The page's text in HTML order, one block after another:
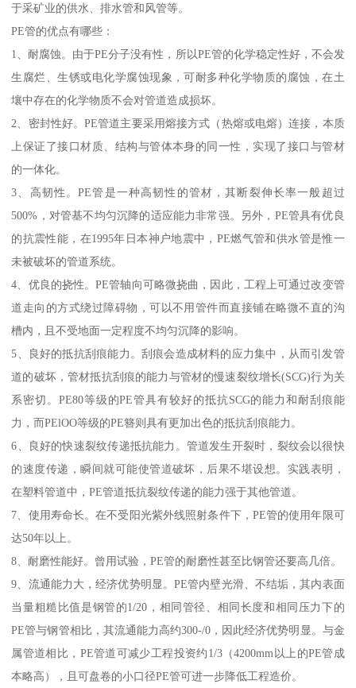
于采矿业的供水、排水管和风管等。
PE管的优点有哪些：
1、耐腐蚀。由于PE分子没有性，所以PE管的化学稳定性好，不会发
生腐烂、生锈或电化学腐蚀现象，可耐多种化学物质的腐蚀，在土
壤中存在的化学物质不会对管道造成损坏。
2、密封性好。PE管道主要采用熔接方式（热熔或电熔）连接，本质
上保证了接口材质、结构与管体本身的同一性，实现了接口与管材
的一体化。
3、高韧性。PE管是一种高韧性的管材，其断裂伸长率一般超过
500%，对管基不均匀沉降的适应能力非常强。另外，PE管具有优良
的抗震性能，在1995年日本神户地震中，PE燃气管和供水管是惟一
未被破坏的管道系统。
4、优良的挠性。PE管轴向可略微挠曲，因此，工程上可通过改变管
道走向的方式绕过障碍物，可以不用管件而直接铺在略微不直的沟
槽内，且不受地面一定程度不均匀沉降的影响。
5、良好的抵抗刮痕能力。刮痕会造成材料的应力集中，从而引发管
道的破坏，管材抵抗刮痕的能力与管材的慢速裂纹增长(SCG)行为关
系密切。PE80等级的PE管具有较好的抵抗SCG的能力和耐刮痕能
力，而PElOO等级的PE簪则具有更加出色的抵抗刮痕能力。
6、良好的快速裂纹传递抵抗能力。管道发生开裂时，裂纹会以很快
的速度传递，瞬间就可能使管道破坏，后果不堪设想。实践表明，
在塑料管道中，PE管道抵抗裂纹传递的能力强于其他管道。
7、使用寿命长。在不受阳光紫外线照射条件下，PE管的使用年限可
达50年以上。
8、耐磨性能好。曾用试验，PE管的耐磨性甚至比钢管还要高几倍。
9、流通能力大，经济优势明显。PE管内壁光滑、不结垢，其内表面
当量粗糙比值是钢管的1/20，相同管径、相同长度和相同压力下的
PE管与钢管相比，其流通能力高约300-/0，因此经济优势明显。与金
属管道相比，PE管道可减少工程投资约1/3（4200mm以上的PE管成
本略高），且可盘卷的小口径PE管可进一步降低工程造价。